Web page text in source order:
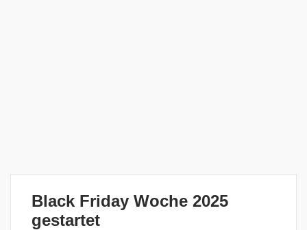
Black Friday Woche 2025
gestartet